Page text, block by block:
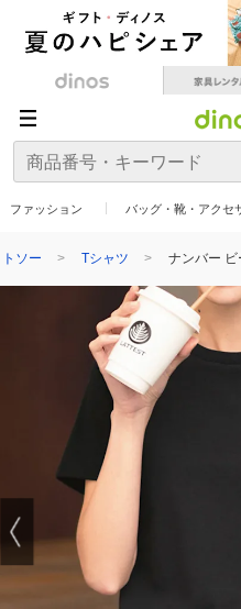
ファッション バッグ・靴・アクセ
ソー Tシャツ ナンバー